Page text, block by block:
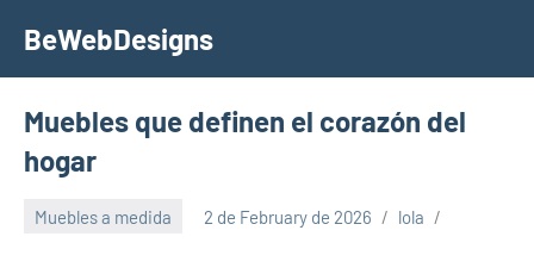
content
BeWebDesigns
Muebles que definen el corazón del
hogar
Muebles a medida 2 de February de 2026 lola